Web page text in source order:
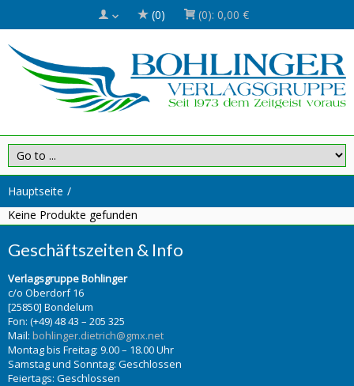
(0) (0): 0,00 €
Hauptseite
Keine Produkte gefunden
Geschäftszeiten & Info
Verlagsgruppe Bohlinger
c/o Oberdorf 16
[25850] Bondelum
Fon: (+49) 48 43 – 205 325
Mail: bohlinger.dietrich@gmx.net
Montag bis Freitag: 9.00 – 18.00 Uhr
Samstag und Sonntag: Geschlossen
Feiertags: Geschlossen